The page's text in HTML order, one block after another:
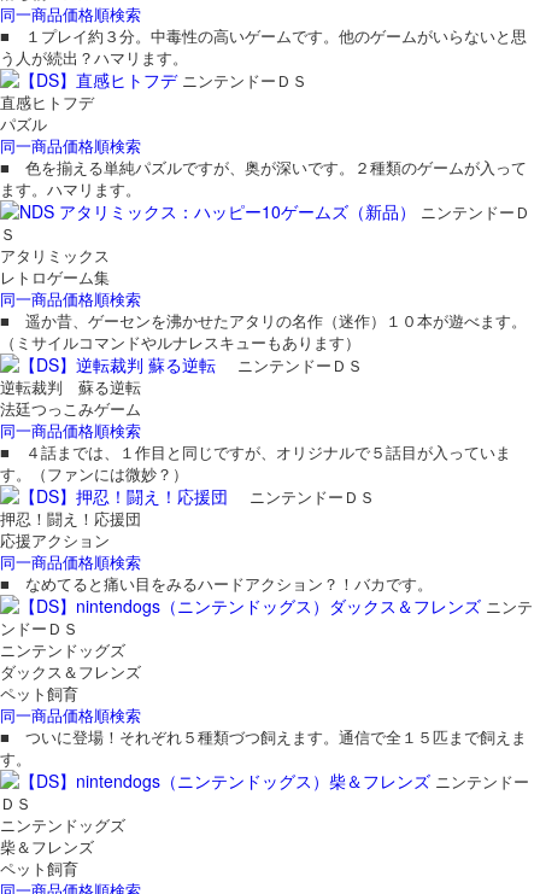
同一商品価格順検索
■ １プレイ約３分。中毒性の高いゲームです。他のゲームがいらないと思
う人が続出？ハマリます。
ニンテンドーＤＳ
直感ヒトフデ
パズル
同一商品価格順検索
■ 色を揃える単純パズルですが、奥が深いです。２種類のゲームが入って
ます。ハマリます。
ニンテンドーＤ
Ｓ
アタリミックス
レトロゲーム集
同一商品価格順検索
■ 遥か昔、ゲーセンを沸かせたアタリの名作（迷作）１０本が遊べます。
（ミサイルコマンドやルナレスキューもあります）
ニンテンドーＤＳ
逆転裁判 蘇る逆転
法廷つっこみゲーム
同一商品価格順検索
■ ４話までは、１作目と同じですが、オリジナルで５話目が入っていま
す。（ファンには微妙？）
ニンテンドーＤＳ
押忍！闘え！応援団
応援アクション
同一商品価格順検索
■ なめてると痛い目をみるハードアクション？！バカです。
ニンテ
ンドーＤＳ
ニンテンドッグズ
ダックス＆フレンズ
ペット飼育
同一商品価格順検索
■ ついに登場！それぞれ５種類づつ飼えます。通信で全１５匹まで飼えま
す。
ニンテンドー
ＤＳ
ニンテンドッグズ
柴＆フレンズ
ペット飼育